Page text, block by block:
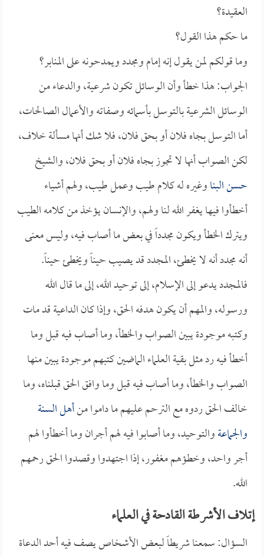
العقيدة؟
ما حكم هذا القول؟
وما قولكم لمن يقول إنه إمام ومجدد ويمدحونه على المنابر؟
الجواب: هذا خطأ وأن الوسائل تكون شرعية، والدعاء من
الوسائل الشرعية بالتوسل بأسمائه وصفاته والأعمال الصالحات،
أما التوسل بجاه فلان أو بحق فلان، فلا شك أنها مسألة خلاف،
لكن الصواب أنها لا تجوز بجاه فلان أو بحق فلان، والشيخ
حسن البناوغيره له كلام طيب وعمل طيب، ولهم أشياء
أخطأوا فيها يغفر الله لنا ولهم، والإنسان يؤخذ من كلامه الطيب
ويترك الخطأ ويكون مجدداً في بعض ما أصاب فيه، وليس معنى
أنه مجدد أنه لا يخطئ، المجدد قد يصيب حيناً ويخطئ حيناً.
فالمجدد يدعو إلى الإسلام، إلى توحيد الله، إلى ما قال الله
ورسوله، والمهم أن يكون هدفه الحق، وإذا كان الداعية قد مات
وكتبه موجودة يبين الصواب والخطأ، وما أصاب فيه قبل وما
أخطأ فيه رد مثل بقية العلماء الماضين كتبهم موجودة يبين منها
الصواب والخطأ، وما أصاب فيه قبل وما وافق الحق قبلناه، وما
خالف الحق ردوه مع الترحم عليهم ما داموا منأهل السنة
والجماعةوالتوحيد، وما أصابوا فيه لهم أجران وما أخطأوا لهم
أجر واحد، وخطؤهم مغفور، إذا اجتهدوا وقصدوا الحق رحمهم
الله.
إتلاف الأشرطة القادحة في العلماء
السؤال: سمعنا شريطاً لبعض الأشخاص يصف فيه أحد الدعاة